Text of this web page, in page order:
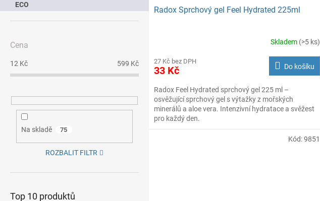
ECO
Cena
12 Kč 599 Kč
Na skladě 75
ROZBALIT FILTR
Top 10 produktů
Radox Sprchový gel Feel Hydrated 225ml
Skladem (>5 ks)
27 Kč bez DPH
33 Kč Do košíku
Radox Feel Hydrated sprchový gel 225 ml –
osvěžující sprchový gel s výtažky z mořských
minerálů a aloe vera. Intenzivní hydratace a svěžest
pro každý den.
Kód:9851